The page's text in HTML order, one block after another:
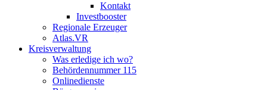
Kontakt
Investbooster
Regionale Erzeuger
Atlas.VR
Kreisverwaltung
Was erledige ich wo?
Behördennummer 115
Onlinedienste